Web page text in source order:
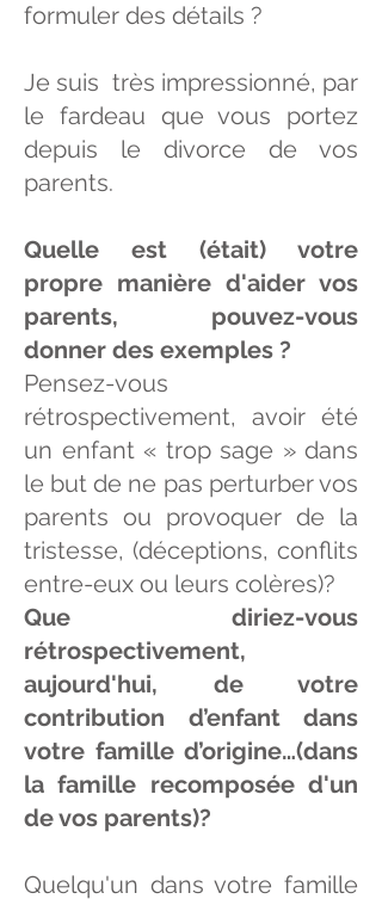
formuler des détails ?
Je suis très impressionné, par
le fardeau que vous portez
depuis le divorce de vos
parents.
Quelle est (était) votre
propre manière d'aider vos
parents, pouvez-vous
donner des exemples ?
Pensez-vous
rétrospectivement, avoir été
un enfant « trop sage » dans
le but de ne pas perturber vos
parents ou provoquer de la
tristesse, (déceptions, conflits
entre-eux ou leurs colères)?
Que diriez-vous
rétrospectivement,
aujourd'hui, de votre
contribution d’enfant dans
votre famille d’origine…(dans
la famille recomposée d'un
de vos parents)?
Quelqu'un dans votre famille